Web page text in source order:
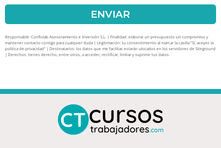
ENVIAR
Responsable: Confislab Asesoramiento e Inversión S.L. | Finalidad: elaborar un presupuesto sin compromiso y
mantener contacto contigo para cualquier duda | Legitimación: tu consentimiento al marcar la casilla “Sí, acepto la
política de privacidad” | Destinatarios: los datos que me facilitas estarán ubicados en los servidores de Siteground
| Derechos: tienes derecho, entre otros, a acceder, rectificar, limitar y suprimir tus datos.